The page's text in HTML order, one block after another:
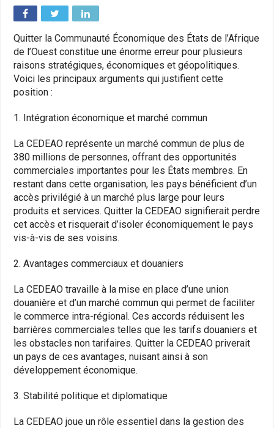
Quitter la Communauté Économique des États de l’Afrique
de l’Ouest constitue une énorme erreur pour plusieurs
raisons stratégiques, économiques et géopolitiques.
Voici les principaux arguments qui justifient cette
position :
1. Intégration économique et marché commun
La CEDEAO représente un marché commun de plus de
380 millions de personnes, offrant des opportunités
commerciales importantes pour les États membres. En
restant dans cette organisation, les pays bénéficient d’un
accès privilégié à un marché plus large pour leurs
produits et services. Quitter la CEDEAO signifierait perdre
cet accès et risquerait d’isoler économiquement le pays
vis-à-vis de ses voisins.
2. Avantages commerciaux et douaniers
La CEDEAO travaille à la mise en place d’une union
douanière et d’un marché commun qui permet de faciliter
le commerce intra-régional. Ces accords réduisent les
barrières commerciales telles que les tarifs douaniers et
les obstacles non tarifaires. Quitter la CEDEAO priverait
un pays de ces avantages, nuisant ainsi à son
développement économique.
3. Stabilité politique et diplomatique
La CEDEAO joue un rôle essentiel dans la gestion des